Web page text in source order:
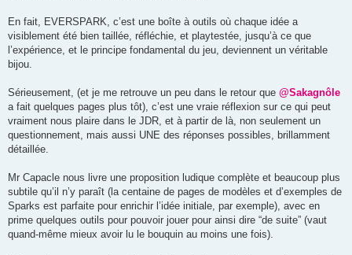
En fait, EVERSPARK, c’est une boîte à outils où chaque idée a
visiblement été bien taillée, réfléchie, et playtestée, jusqu’à ce que
l’expérience, et le principe fondamental du jeu, deviennent un véritable
bijou.
Sérieusement, (et je me retrouve un peu dans le retour que @Sakagnôle
a fait quelques pages plus tôt), c’est une vraie réflexion sur ce qui peut
vraiment nous plaire dans le JDR, et à partir de là, non seulement un
questionnement, mais aussi UNE des réponses possibles, brillamment
détaillée.
Mr Capacle nous livre une proposition ludique complète et beaucoup plus
subtile qu’il n’y paraît (la centaine de pages de modèles et d’exemples de
Sparks est parfaite pour enrichir l’idée initiale, par exemple), avec en
prime quelques outils pour pouvoir jouer pour ainsi dire “de suite” (vaut
quand-même mieux avoir lu le bouquin au moins une fois).